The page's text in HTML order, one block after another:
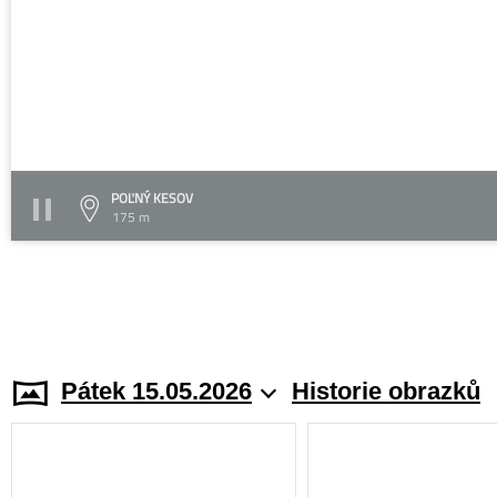
POĽNÝ KESOV
175 m
Pátek 15.05.2026 Historie obrazků